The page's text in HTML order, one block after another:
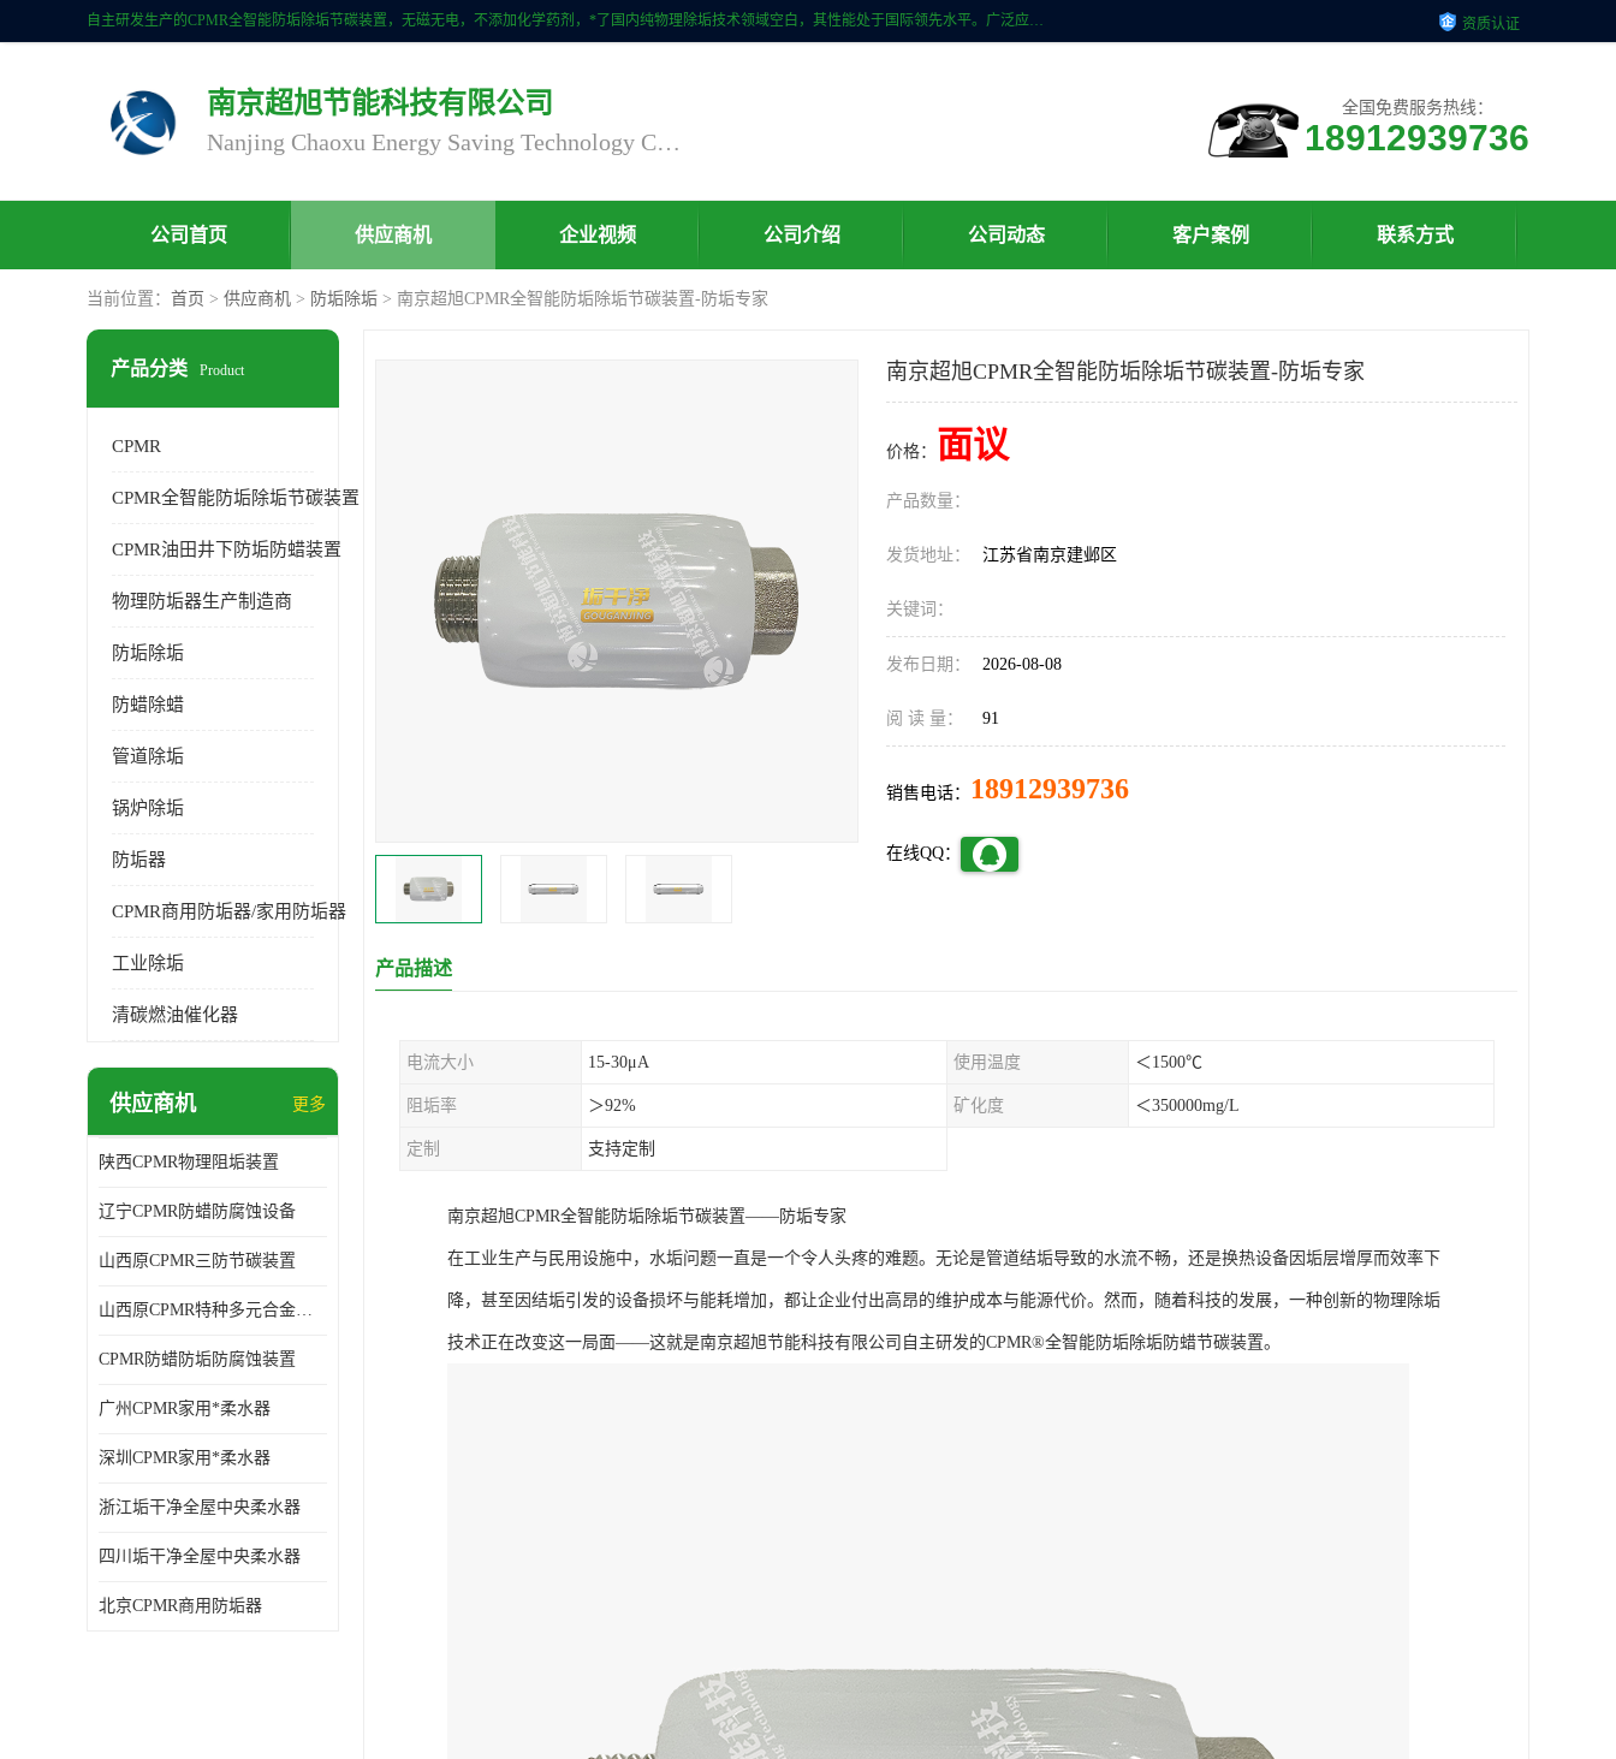
自主研发生产的CPMR全智能防垢除垢节碳装置，无磁无电，不添加化学药剂，*了国内纯物理除垢技术领域空白，其性能处于国际领先水平。广泛应用于石油炼化、钢铁冶炼、电力、煤矿、化工、供暖、压铸、汽车制造、涉水家电等行业。 资质认证
南京超旭节能科技有限公司
Nanjing Chaoxu Energy Saving Technology Co., Ltd
全国免费服务热线：
18912939736
公司首页 供应商机 企业视频 公司介绍 公司动态 客户案例 联系方式
当前位置： 首页 > 供应商机 > 防垢除垢 > 南京超旭CPMR全智能防垢除垢节碳装置-防垢专家
产品分类 Product
CPMR
CPMR全智能防垢除垢节碳装置
CPMR油田井下防垢防蜡装置
物理防垢器生产制造商
防垢除垢
防蜡除蜡
管道除垢
锅炉除垢
防垢器
CPMR商用防垢器/家用防垢器
工业除垢
清碳燃油催化器
供应商机 更多
陕西CPMR物理阻垢装置
辽宁CPMR防蜡防腐蚀设备
山西原CPMR三防节碳装置
山西原CPMR特种多元合金防垢除垢设备
CPMR防蜡防垢防腐蚀装置
广州CPMR家用*柔水器
深圳CPMR家用*柔水器
浙江垢干净全屋中央柔水器
四川垢干净全屋中央柔水器
北京CPMR商用防垢器
南京超旭CPMR全智能防垢除垢节碳装置-防垢专家
价格： 面议
产品数量：
发货地址： 江苏省南京建邺区
关键词：
发布日期： 2026-08-08
阅 读 量： 91
销售电话： 18912939736
在线QQ：
产品描述
电流大小 15-30μA 使用温度 ＜1500℃
阻垢率 ＞92% 矿化度 ＜350000mg/L
定制 支持定制
南京超旭CPMR全智能防垢除垢节碳装置——防垢专家
在工业生产与民用设施中，水垢问题一直是一个令人头疼的难题。无论是管道结垢导致的水流不畅，还是换热设备因垢层增厚而效率下
降，甚至因结垢引发的设备损坏与能耗增加，都让企业付出高昂的维护成本与能源代价。然而，随着科技的发展，一种创新的物理除垢
技术正在改变这一局面——这就是南京超旭节能科技有限公司自主研发的CPMR®全智能防垢除垢防蜡节碳装置。